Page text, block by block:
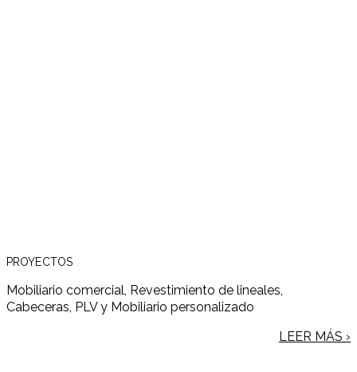
PROYECTOS
Mobiliario comercial, Revestimiento de lineales,
Cabeceras, PLV y Mobiliario personalizado
LEER MÁS ›